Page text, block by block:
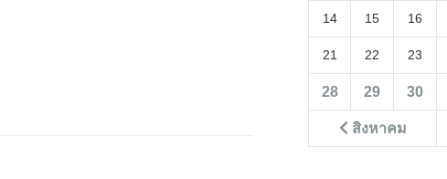
สิงหาคม
14 15 16
21 22 23
28 29 30